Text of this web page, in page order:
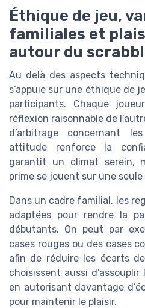
Éthique de jeu,
familiales et
autour du
Au delà des aspects
s’appuie sur une éthique de
participants. Chaque
réflexion raisonnable de
d’arbitrage concernant
attitude renforce la
garantit un climat serein,
prime se jouent sur une
Dans un cadre familial, les
adaptées pour rendre la
débutants. On peut par
cases rouges ou des cases
afin de réduire les écarts
choisissent aussi
en autorisant davantage
pour maintenir le plaisir.